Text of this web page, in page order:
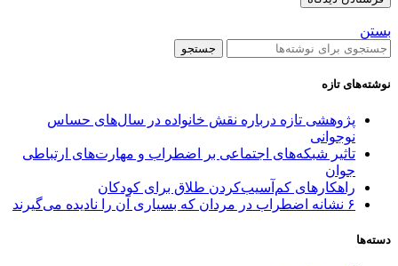
بستن
جستجو
نوشته‌های تازه
پژوهشی تازه درباره نقش خانواده در سال‌های حساس
نوجوانی
تاثیر شبکه‌های اجتماعی بر اضطراب و مهارت‌های ارتباطی
جوان
راهکارهای کم‌آسیب‌کردن طلاق برای کودکان
۶ نشانه اضطراب در مردان که بسیاری آن را نادیده می‌گیرند
دسته‌ها